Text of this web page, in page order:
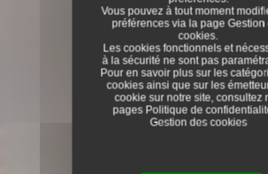
Vous pouvez à tout moment
préférences via la page Gestion
cookies.
Les cookies fonctionnels et
à la sécurité ne sont pas
Pour en savoir plus sur les
cookies ainsi que sur les
cookie sur notre site, consultez
pages Politique de
Gestion des cookies